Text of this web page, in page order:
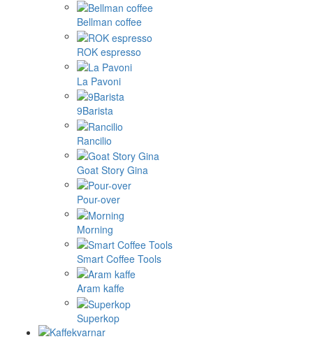
Bellman coffee
ROK espresso
La Pavoni
9Barista
Rancilio
Goat Story Gina
Pour-over
Morning
Smart Coffee Tools
Aram kaffe
Superkop